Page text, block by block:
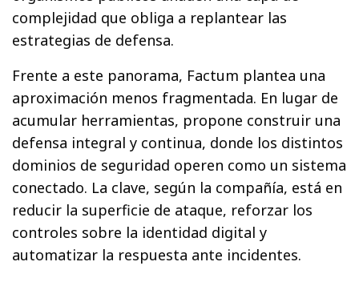
complejidad que obliga a replantear las
estrategias de defensa.
Frente a este panorama, Factum plantea una
aproximación menos fragmentada. En lugar de
acumular herramientas, propone construir una
defensa integral y continua, donde los distintos
dominios de seguridad operen como un sistema
conectado. La clave, según la compañía, está en
reducir la superficie de ataque, reforzar los
controles sobre la identidad digital y
automatizar la respuesta ante incidentes.